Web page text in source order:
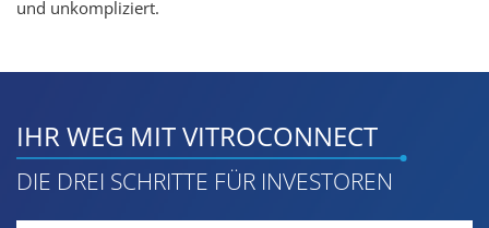
und unkompliziert.
IHR WEG MIT VITROCONNECT
DIE DREI SCHRITTE FÜR INVESTOREN